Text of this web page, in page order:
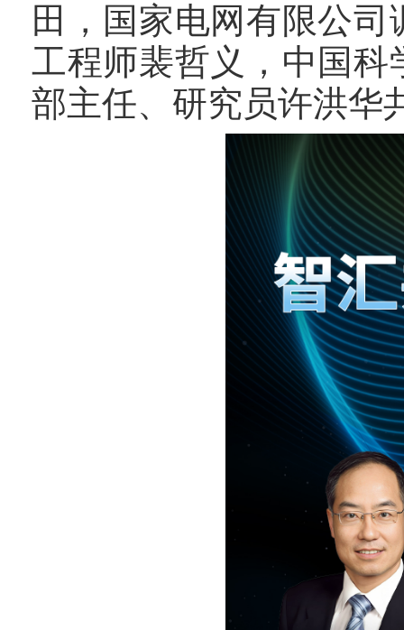
田，国家电网有限公
工程师裴哲义，中国
部主任、研究员许洪华